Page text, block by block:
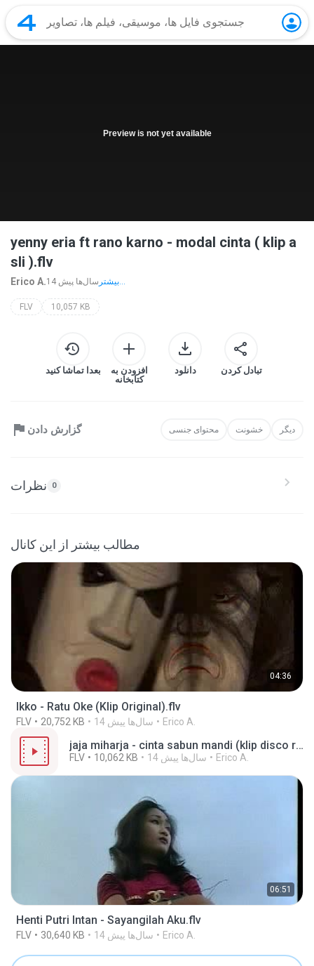
Preview is not yet available
yenny eria ft rano karno - modal cinta ( klip a
sli ).flv
Erico A. 14 سال‌ها پیش بیشتر...
FLV 10,057 KB
بعدا تماشا کنید
افزودن به
کتابخانه
دانلود تبادل کردن
گزارش دادن محتوای جنسی خشونت دیگر
نظرات 0
مطالب بیشتر از این کانال
04:36
Ikko - Ratu Oke (Klip Original).flv
FLV 20,752 KB 14 سال‌ها پیش Erico A.
jaja miharja - cinta sabun mandi (klip disco remix).flv
FLV 10,062 KB 14 سال‌ها پیش Erico A.
06:51
Henti Putri Intan - Sayangilah Aku.flv
FLV 30,640 KB 14 سال‌ها پیش Erico A.